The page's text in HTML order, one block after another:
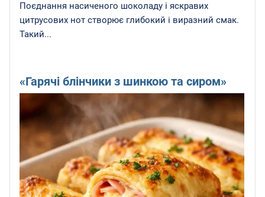
Поєднання насиченого шоколаду і яскравих
цитрусових нот створює глибокий і виразний смак.
Такий...
«Гарячі блінчики з шинкою та сиром»